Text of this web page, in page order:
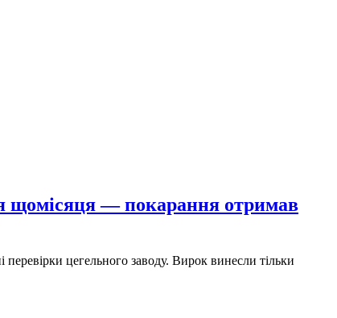
щомісяця — покарання отримав
цегельного заводу. Вирок винесли тільки